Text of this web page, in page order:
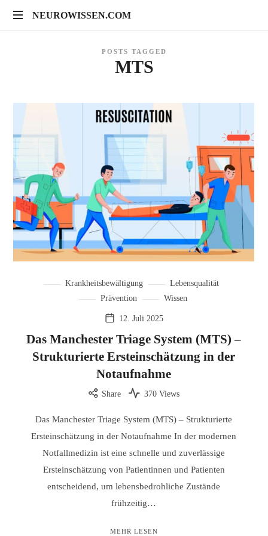
NEUROWISSEN.COM
NEUROWISSEN.COM
POSTS TAGGED
MTS
Krankheitsbewältigung
Lebensqualität
Prävention
Wissen
12. Juli 2025
Das Manchester Triage System (MTS) –
Strukturierte Ersteinschätzung in der
Notaufnahme
Share 370 Views
Das Manchester Triage System (MTS) – Strukturierte
Ersteinschätzung in der Notaufnahme In der modernen
Notfallmedizin ist eine schnelle und zuverlässige
Ersteinschätzung von Patientinnen und Patienten
entscheidend, um lebensbedrohliche Zustände
frühzeitig…
MEHR LESEN